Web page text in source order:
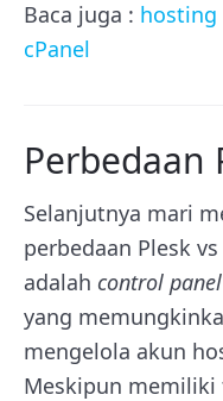
Baca juga : hosting
cPanel
Perbedaan
Selanjutnya mari
perbedaan Plesk vs
adalah control panel
yang
mengelola akun
Meskipun memiliki